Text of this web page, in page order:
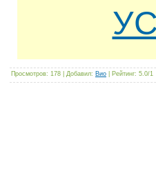
Просмотров: 178 Добавил: Вио Рейтинг: 5.0/1